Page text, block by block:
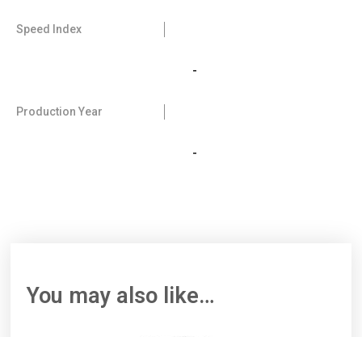
Speed Index
-
Production Year
-
You may also like…